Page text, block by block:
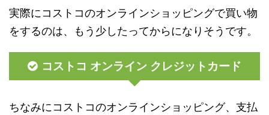
実際にコストコのオンラインショッピングで買い物
をするのは、もう少したってからになりそうです。
コストコ オンライン クレジットカード
ちなみにコストコのオンラインショッピング、支払